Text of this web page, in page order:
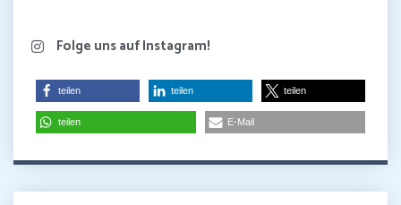
Folge uns auf Instagram!
teilen teilen teilen
teilen E-Mail